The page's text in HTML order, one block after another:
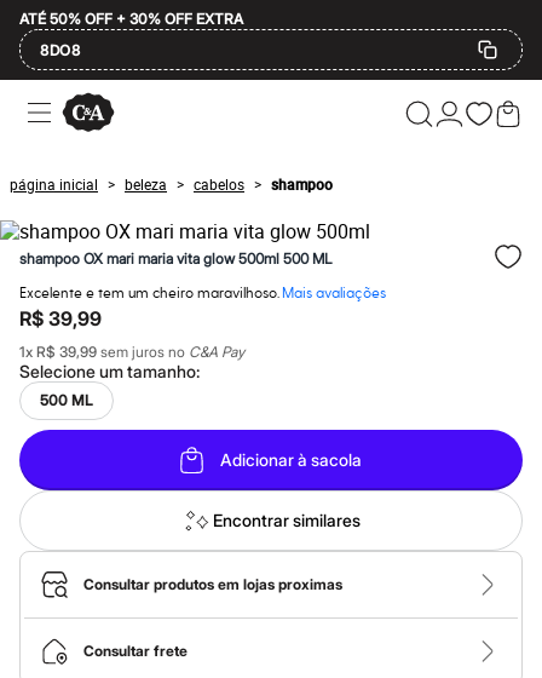
ATÉ 50% OFF + 30% OFF EXTRA
8DO8
Ofertas
Compre por Departamento
Masculino
Infantil
Calçados
Mindse7
Plus Size
Até 20% off
Até 40% off
Até 60% off
A partir de 60% off
Feminino
Em alta
Inverno
Alfaiataria
Novidades
Roupas
Blusas e Camisetas
Básicos
Calças
Casacos e Jaquetas
Jeans
Macacões
Saias
Shorts e Bermudas
página inicial > beleza > cabelos > shampoo
shampoo OX mari maria vita glow 500ml 500 ML
Excelente e tem um cheiro maravilhoso.Mais avaliações
R$ 39,99
1x R$ 39,99 sem juros no C&A Pay
Selecione umtamanho:
500 ML
Adicionar à sacola
Encontrar similares
Consultar produtos em lojas proximas
Consultar frete